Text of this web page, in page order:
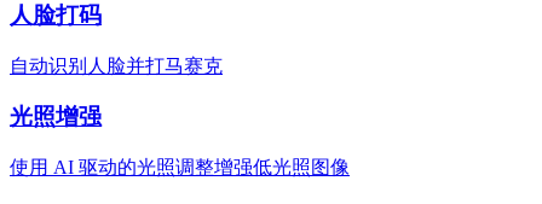
人脸打码
自动识别人脸并打马赛克
光照增强
使用 AI 驱动的光照调整增强低光照图像